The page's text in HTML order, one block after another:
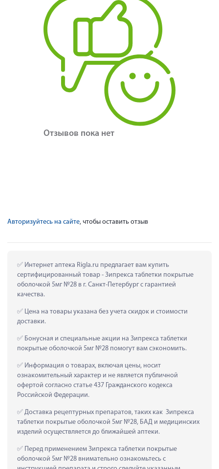
Отзывов пока нет
Авторизуйтесь на сайте, чтобы оставить отзыв
Интернет аптека Rigla.ru предлагает вам купить
сертифицированный товар - Зипрекса таблетки покрытые
оболочкой 5мг №28 в г. Санкт-Петербург с гарантией
качества.
Цена на товары указана без учета скидок и стоимости
доставки.
Бонусная и специальные акции на Зипрекса таблетки
покрытые оболочкой 5мг №28 помогут вам сэкономить.
Информация о товарах, включая цены, носит
ознакомительный характер и не является публичной
офертой согласно статье 437 Гражданского кодекса
Российской Федерации.
Доставка рецептурных препаратов, таких как  Зипрекса
таблетки покрытые оболочкой 5мг №28, БАД и медицинских
изделий осуществляется до ближайшей аптеки.
Перед применением Зипрекса таблетки покрытые
оболочкой 5мг №28 внимательно ознакомьтесь с